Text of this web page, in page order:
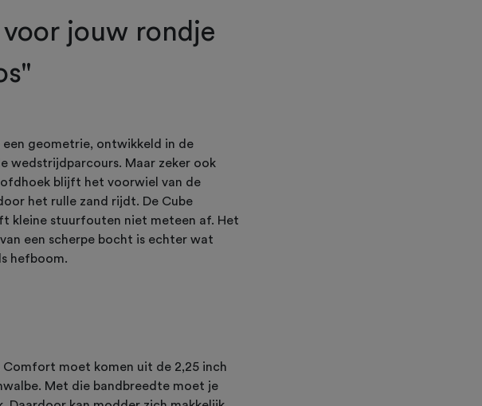
jouw rondje
geometrie, ontwikkeld in de
wedstrijdparcours. Maar zeker ook
blijft het voorwiel van de
het rulle zand rijdt. De Cube
kleine stuurfouten niet meteen af. Het
een scherpe bocht is echter wat
hefboom.
moet komen uit de 2,25 inch
Met die bandbreedte moet je